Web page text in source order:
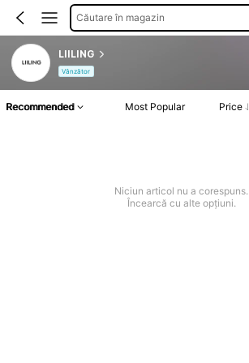
Căutare în magazin
LIILING
Vânzător
Recommended Most Popular Price
Niciun articol nu a corespuns.
Încearcă cu alte opțiuni.